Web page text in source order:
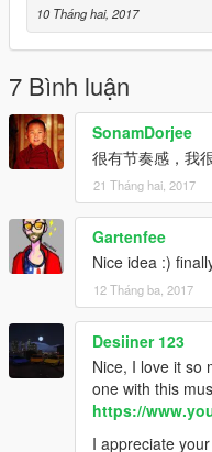
10 Tháng hai, 2017
7 Bình luận
SonamDorjee
很有节奏感，我
21 Tháng hai, 2017
Gartenfee
Nice idea :)
12 Tháng ba, 2017
Desiiner 123
Nice, I love it so
one with this
https://
I appreciate